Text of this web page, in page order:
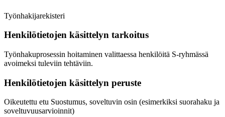
Työnhakijarekisteri
Henkilötietojen käsittelyn tarkoitus
Työnhakuprosessin hoitaminen valittaessa henkilöitä S-ryhmässä
avoimeksi tuleviin tehtäviin.
Henkilötietojen käsittelyn peruste
Oikeutettu etu Suostumus, soveltuvin osin (esimerkiksi suorahaku ja
soveltuvuusarvioinnit)